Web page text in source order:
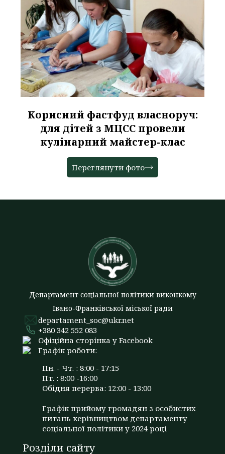
Корисний фастфуд власноруч:
для дітей з МЦСС провели
кулінарний майстер-клас
Переглянути фото
Департамент соціальної політики виконкому
Івано-Франківської міської ради
departament_soc@ukr.net
+380 342 552 083
Офіційна сторінка у Facebook
Графік роботи:
Пн. - Чт. : 8:00 - 17:15
Пт. : 8:00 -16:00
Обідня перерва: 12:00 - 13:00
Графік прийому громадян з особистих
питань керівництвом департаменту
соціальної політики у 2024 році
Розділи сайту